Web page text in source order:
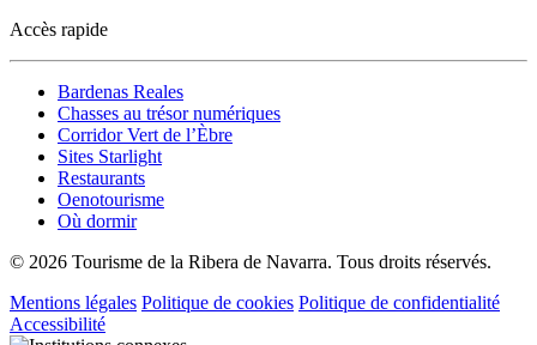
Accès rapide
Bardenas Reales
Chasses au trésor numériques
Corridor Vert de l’Èbre
Sites Starlight
Restaurants
Oenotourisme
Où dormir
© 2026 Tourisme de la Ribera de Navarra. Tous droits réservés.
Mentions légales Politique de cookies Politique de confidentialité
Accessibilité